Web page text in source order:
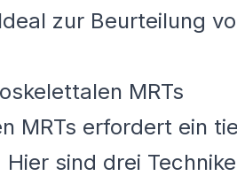
Ideal zur Beurteilung
MRTs
MRTs erfordert ein
sind drei